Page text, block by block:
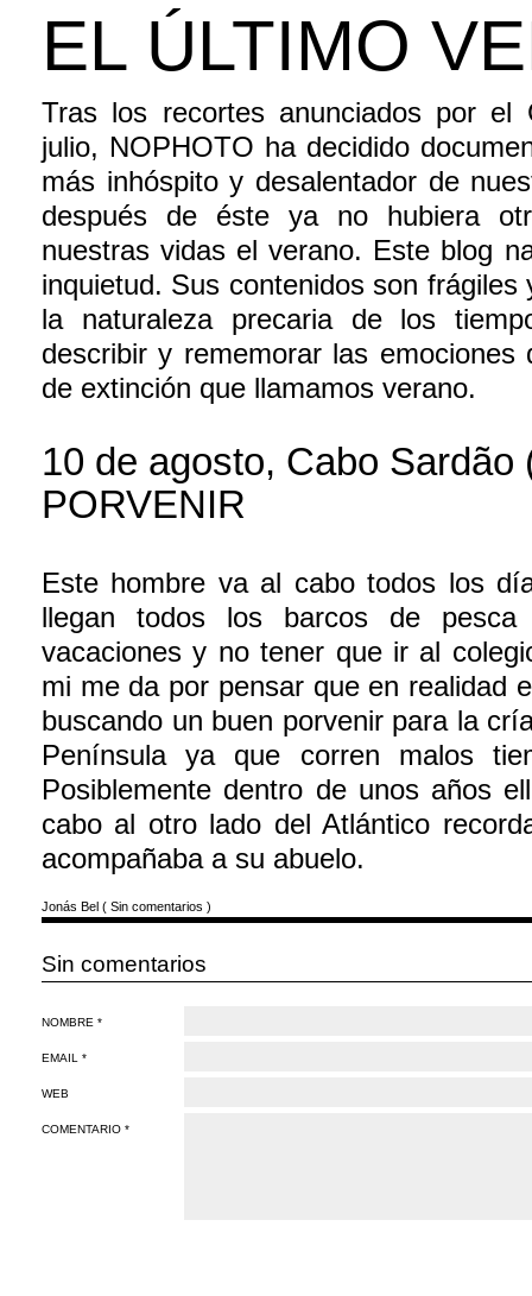
EL ÚLTIMO
Tras los recortes anunciados por el
julio, NOPHOTO ha decidido
más inhóspito y desalentador de
después de éste ya no hubiera
nuestras vidas el verano. Este blog
inquietud. Sus contenidos son
la naturaleza precaria de los
describir y rememorar las
de extinción que llamamos verano.
10 de agosto, Cabo Sardão
PORVENIR
Este hombre va al cabo todos los
llegan todos los barcos de
vacaciones y no tener que ir al
mi me da por pensar que en realidad
buscando un buen porvenir para la
Península ya que corren malos
Posiblemente dentro de unos años
cabo al otro lado del Atlántico
acompañaba a su abuelo.
Jonás Bel ( Sin comentarios )
Sin comentarios
NOMBRE *
EMAIL *
WEB
COMENTARIO *